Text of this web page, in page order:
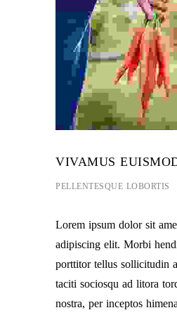
VIVAMUS
PELLENTESQUE LOBORTIS
Lorem ipsum dolor sit
adipiscing elit. Morbi
porttitor tellus sollicitudin
taciti sociosqu ad litora
nostra, per inceptos